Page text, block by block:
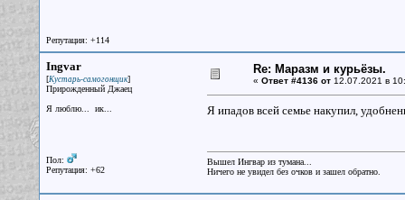
Репутация: +114
Ingvar
[Кустарь-самогонщик]
Прирожденный Джаец
Я люблю... ик...
Пол:
Репутация: +62
Re: Маразм и курьёзы.
« Ответ #4136 от12.07.2021 в
Я ипадов всей семье накупил,
Вышел Ингвар из тумана...
Ничего не увидел без очков и зашел обратно.